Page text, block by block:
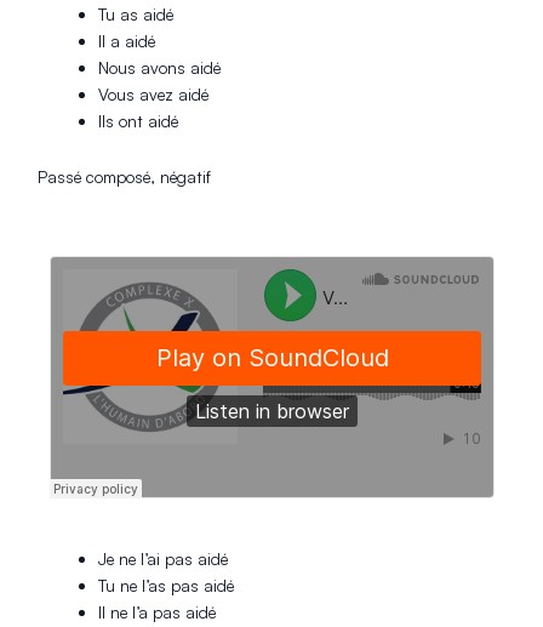
Tu as aidé
Il a aidé
Nous avons aidé
Vous avez aidé
Ils ont aidé
Passé composé, négatif
Je ne l’ai pas aidé
Tu ne l’as pas aidé
Il ne l’a pas aidé